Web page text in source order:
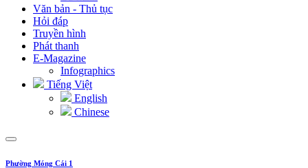
Văn bản - Thủ tục
Hỏi đáp
Truyền hình
Phát thanh
E-Magazine
Infographics
Tiếng Việt
English
Chinese
Phường Móng Cái 1